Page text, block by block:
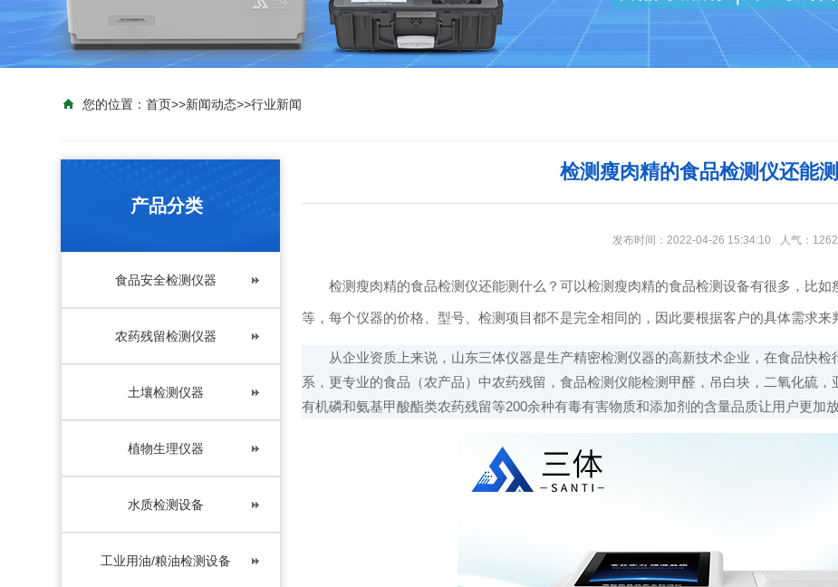
您的位置：首页>>新闻动态>>行业新闻
产品分类
食品安全检测仪器
农药残留检测仪器
土壤检测仪器
植物生理仪器
水质检测设备
工业用油/粮油检测设备
检测瘦肉精的食品检测仪还能
发布时间：2022-04-26 15:34:10 人气： 1262
检测瘦肉精的食品检测仪还能测什么？可以检测瘦肉精的食品检测设备有很多，比
等，每个仪器的价格、型号、检测项目都不是完全相同的，因此要根据客户的具体需求来
从企业资质上来说，山东三体仪器是生产精密检测仪器的高新技术企业，在食品快
系，更专业的食品（农产品）中农药残留，食品检测仪能检测甲醛，吊白块，二氧化硫，
有机磷和氨基甲酸酯类农药残留等200余种有毒有害物质和添加剂的含量品质让用户更加放